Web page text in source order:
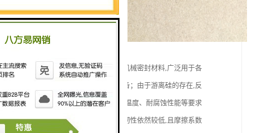
抗热震性能良好等特点,被誉为第四代机械密封材料,广泛用于各
硅陶瓷密封环主要采用反应烧结法制备；由于游离硅的存在,反
境和工况条件有诸多限制。而对使用温度、耐腐蚀性能等要求
度高、弹性模量大,但抗弯强度和断裂韧性依然较低,且摩擦系数